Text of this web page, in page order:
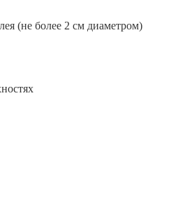
(не более 2 см диаметром)